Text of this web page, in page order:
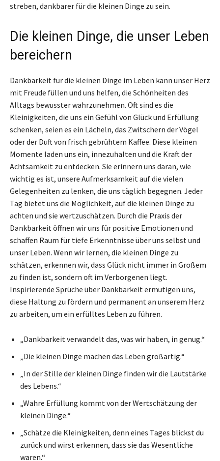
streben, dankbarer für die kleinen Dinge zu sein.
Die kleinen Dinge, die unser Leben
bereichern
Dankbarkeit für die kleinen Dinge im Leben kann unser Herz
mit Freude füllen und uns helfen, die Schönheiten des
Alltags bewusster wahrzunehmen. Oft sind es die
Kleinigkeiten, die uns ein Gefühl von Glück und Erfüllung
schenken, seien es ein Lächeln, das Zwitschern der Vögel
oder der Duft von frisch gebrühtem Kaffee. Diese kleinen
Momente laden uns ein, innezuhalten und die Kraft der
Achtsamkeit zu entdecken. Sie erinnern uns daran, wie
wichtig es ist, unsere Aufmerksamkeit auf die vielen
Gelegenheiten zu lenken, die uns täglich begegnen. Jeder
Tag bietet uns die Möglichkeit, auf die kleinen Dinge zu
achten und sie wertzuschätzen. Durch die Praxis der
Dankbarkeit öffnen wir uns für positive Emotionen und
schaffen Raum für tiefe Erkenntnisse über uns selbst und
unser Leben. Wenn wir lernen, die kleinen Dinge zu
schätzen, erkennen wir, dass Glück nicht immer in Großem
zu finden ist, sondern oft im Verborgenen liegt.
Inspirierende Sprüche über Dankbarkeit ermutigen uns,
diese Haltung zu fördern und permanent an unserem Herz
zu arbeiten, um ein erfülltes Leben zu führen.
„Dankbarkeit verwandelt das, was wir haben, in genug.“
„Die kleinen Dinge machen das Leben großartig.“
„In der Stille der kleinen Dinge finden wir die Lautstärke
des Lebens.“
„Wahre Erfüllung kommt von der Wertschätzung der
kleinen Dinge.“
„Schätze die Kleinigkeiten, denn eines Tages blickst du
zurück und wirst erkennen, dass sie das Wesentliche
waren.“